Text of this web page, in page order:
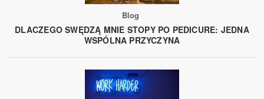
Blog
DLACZEGO SWĘDZĄ MNIE STOPY PO PEDICURE: JEDNA
WSPÓLNA PRZYCZYNA